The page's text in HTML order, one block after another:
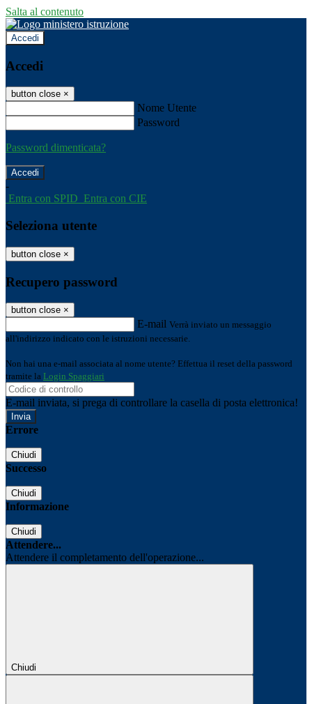
Salta al contenuto
Accedi
Accedi
button close ×
Nome Utente
Password
Password dimenticata?
-
Entra con SPID Entra con CIE
Seleziona utente
button close ×
Recupero password
button close ×
E-mail Verrà inviato un messaggio
all'indirizzo indicato con le istruzioni necessarie.
Non hai una e-mail associata al nome utente? Effettua il reset della password
tramite la Login Spaggiari
E-mail inviata, si prega di controllare la casella di posta elettronica!
Errore
Chiudi
Successo
Chiudi
Informazione
Chiudi
Attendere...
Attendere il completamento dell'operazione...
Chiudi